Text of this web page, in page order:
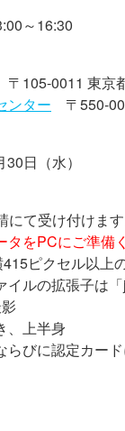
～16:30
〒105-0011 東京
ンター 〒550-
日（水）
て受け付けます
をPCにご準備
ピクセル以上
ルの拡張子は
、上半身
びに認定カード